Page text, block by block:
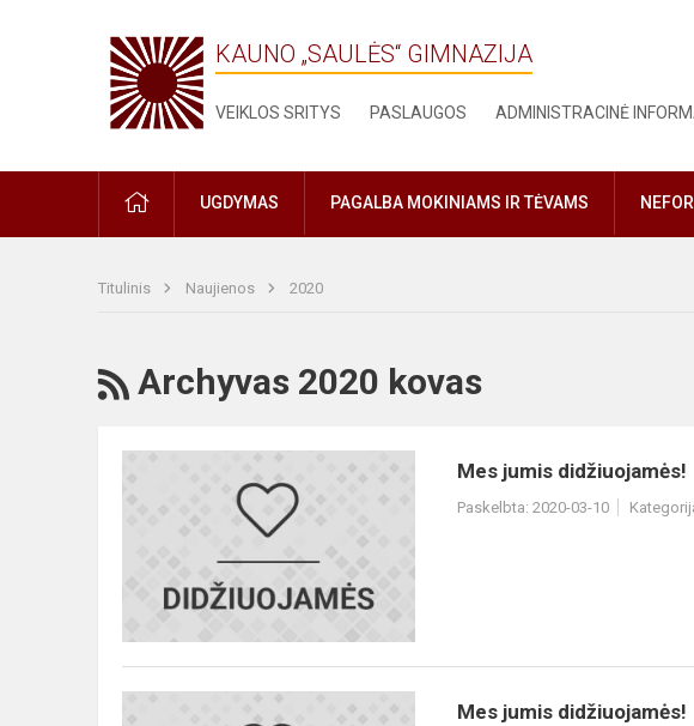
KAUNO „SAULĖS“ GIMNAZIJA
VEIKLOS SRITYS PASLAUGOS ADMINISTRACINĖ
PRADŽIAUGDYMAS PAGALBA MOKINIAMS IR TĖVAMS
Titulinis Naujienos 2020
RSS
Archyvas 2020 kovas
Mes jumis didžiuojamės!
Paskelbta: 2020-03-10
Mes jumis didžiuojamės!